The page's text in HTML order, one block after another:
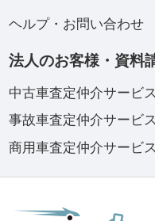
ヘルプ・お問い合わせ
法人のお客様・資料
中古車査定仲介サービス
事故車査定仲介サービス
商用車査定仲介サービス